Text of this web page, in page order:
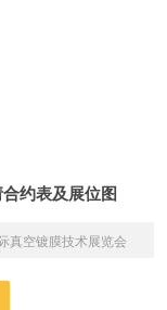
约表及展位图
真空镀膜技术展览会